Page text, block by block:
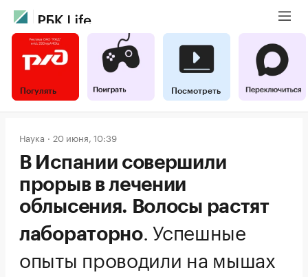
Погулять Посмотреть
Наука 20 июня, 10:39
В Испании совершили
прорыв в лечении
облысения. Волосы растят
лабораторно.Успешные
опыты проводили на мышах